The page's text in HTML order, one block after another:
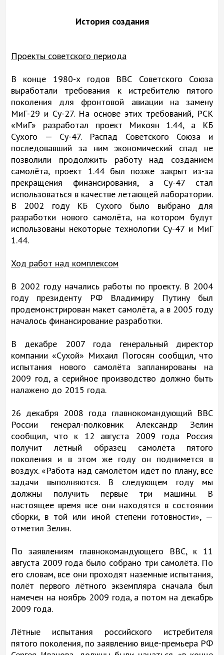
История создания
Проекты советского периода
В конце 1980-х годов ВВС Советского Союза
выработали требования к истребителю пятого
поколения для фронтовой авиации на замену
МиГ-29 и Су-27. На основе этих требований, РСК
«МиГ» разработал проект Микоян 1.44, а КБ
Сухого — Су-47. Распад Советского Союза и
последовавший за ним экономический спад не
позволили продолжить работу над созданием
самолёта, проект 1.44 был позже закрыт из-за
прекращения финансирования, а Су-47 стал
использоваться в качестве летающей лаборатории.
В 2002 году КБ Сухого было выбрано для
разработки нового самолёта, на котором будут
использованы некоторые технологии Су-47 и МиГ
1.44.
Ход работ над комплексом
В 2002 году начались работы по проекту. В 2004
году президенту РФ Владимиру Путину был
продемонстрирован макет самолёта, а в 2005 году
началось финансирование разработки.
В декабре 2007 года генеральный директор
компании «Сухой» Михаил Погосян сообщил, что
испытания нового самолёта запланированы на
2009 год, а серийное производство должно быть
налажено до 2015 года.
26 декабря 2008 года главнокомандующий ВВС
России генерал-полковник Александр Зелин
сообщил, что к 12 августа 2009 года Россия
получит лётный образец самолёта пятого
поколения и в этом же году он поднимется в
воздух. «Работа над самолётом идёт по плану, все
задачи выполняются. В следующем году мы
должны получить первые три машины. В
настоящее время все они находятся в состоянии
сборки, в той или иной степени готовности», —
отметил Зелин.
По заявлениям главнокомандующего ВВС, к 11
августа 2009 года было собрано три самолёта. По
его словам, все они проходят наземные испытания,
полёт первого лётного экземпляра сначала был
намечен на ноябрь 2009 года, а потом на декабрь
2009 года.
Лётные испытания российского истребителя
пятого поколения, по заявлению вице-премьера РФ